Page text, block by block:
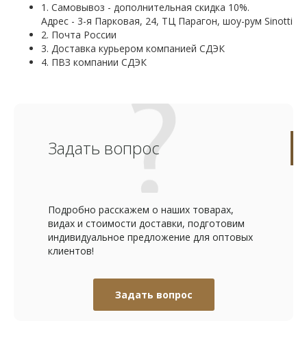
1. Самовывоз - дополнительная скидка 10%.
Адрес - 3-я Парковая, 24, ТЦ Парагон, шоу-рум Sinotti
2. Почта России
3. Доставка курьером компанией СДЭК
4. ПВЗ компании СДЭК
Задать вопрос
Подробно расскажем о наших товарах,
видах и стоимости доставки, подготовим
индивидуальное предложение для оптовых
клиентов!
Задать вопрос